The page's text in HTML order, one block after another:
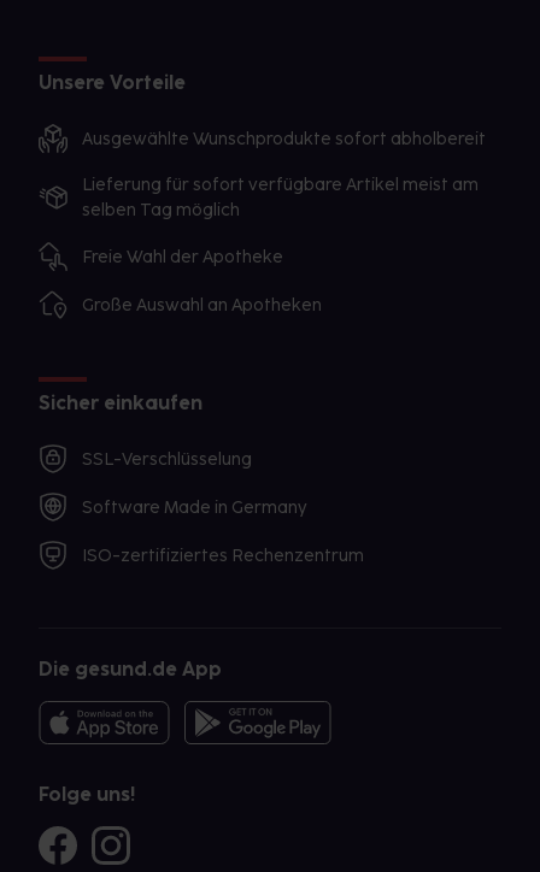
Unsere Vorteile
Ausgewählte Wunschprodukte sofort abholbereit
Lieferung für sofort verfügbare Artikel meist am
selben Tag möglich
Freie Wahl der Apotheke
Große Auswahl an Apotheken
Sicher einkaufen
SSL-Verschlüsselung
Software Made in Germany
ISO-zertifiziertes Rechenzentrum
Die gesund.de App
Folge uns!